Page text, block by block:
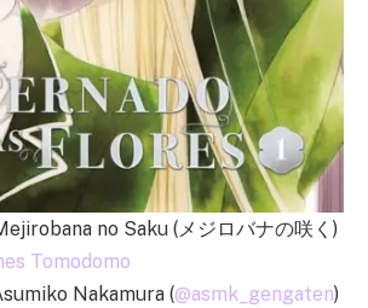
no Saku (メジロバナの咲く)
Tomodomo
Nakamura (@asmk_gengaten)